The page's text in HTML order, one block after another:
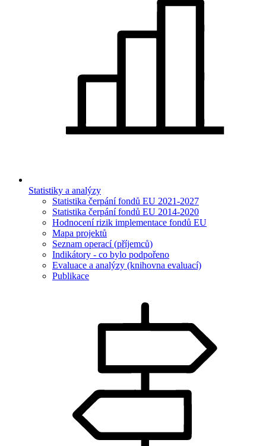
Statistiky a analýzy
Statistika čerpání fondů EU 2021-2027
Statistika čerpání fondů EU 2014-2020
Hodnocení rizik implementace fondů EU
Mapa projektů
Seznam operací (příjemců)
Indikátory - co bylo podpořeno
Evaluace a analýzy (knihovna evaluací)
Publikace